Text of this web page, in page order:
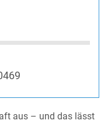
aus – und das lässt